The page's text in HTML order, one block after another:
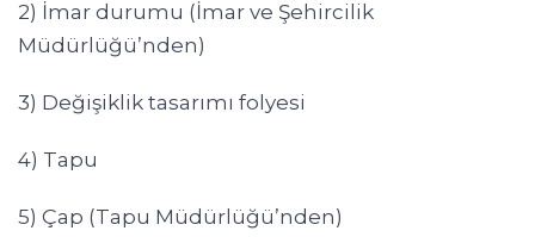
2) İmar durumu (İmar ve Şehircilik
Müdürlüğü’nden)
3) Değişiklik tasarımı folyesi
4) Tapu
5) Çap (Tapu Müdürlüğü’nden)